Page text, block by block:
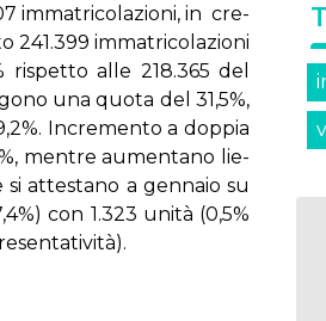
im­ma­tri­co­la­zio­ni, in cre­
241.399 im­ma­tri­co­la­zio­ni
al­le 218.365 del
una quo­ta del 31,5%,
In­cre­men­to a dop­pia
men­tre au­men­ta­no lie­
at­te­sta­no a gen­na­io su
con 1.323 uni­tà (0,5%